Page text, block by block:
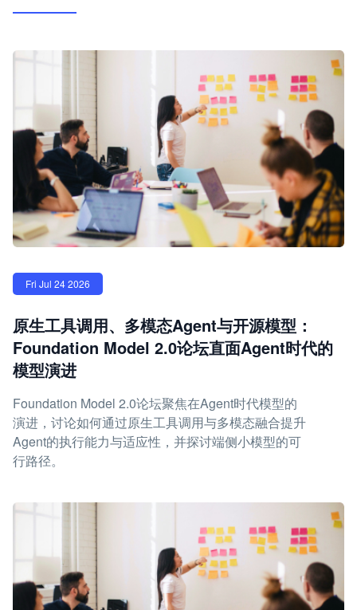
Fri Jul 24 2026
原生工具调用、多模态Agent与开源模型：
Foundation Model 2.0论坛直面Agent时代的
模型演进
Foundation Model 2.0论坛聚焦在Agent时代模型的
演进，讨论如何通过原生工具调用与多模态融合提升
Agent的执行能力与适应性，并探讨端侧小模型的可
行路径。